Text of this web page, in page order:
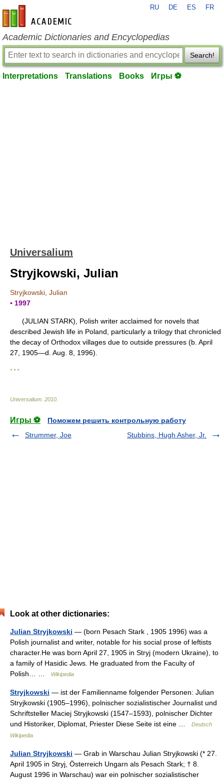
en-academic.com
RU DE ES FR
Academic Dictionaries and Encyclopedias
Search!
Interpretations Translations Books Игры ⚽
Universalium
Stryjkowski, Julian
Stryjkowski, Julian
▪ 1997
(JULIAN STARK), Polish writer acclaimed for novels that
described Jewish life in Poland, particularly a trilogy that chronicled
the decay of Orthodox villages due to outside pressures (b. April
27, 1905—d. Aug. 8, 1996).
* * *
Universalium 2010
Игры ⚽
Поможем решить контрольную работу
Strummer, Joe
Stubbins, Hugh Asher, Jr.
Look at other dictionaries:
Julian Stryjkowski — (born Pesach Stark , 1905 1996) was a
Polish journalist and writer, notable for his social prose of leftists
character.He was born April 27, 1905 in Stryj (modern Ukraine), to
a family of Hasidic Jews. He graduated from the Faculty of
Polish… …
Wikipedia
Stryjkowski — ist der Familienname folgender Personen: Julian
Stryjkowski (1905–1996), polnischer sozialistischer Journalist und
Schriftsteller Maciej Stryjkowski (1547–1593), polnischer Dichter
und Historiker, Diplomat, Priester Diese Seite ist eine …
Deutsch
Wikipedia
Julian Stryjkowski — Grab in Warschau Julian Stryjkowski (* 27.
April 1905 in Stryj, Österreich Ungarn als Pesach Stark; † 8.
August 1996 in Warschau) war ein polnischer sozialistischer